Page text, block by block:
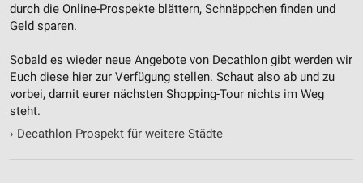
durch die Online-Prospekte blättern, Schnäppchen finden und
Geld sparen.
Sobald es wieder neue Angebote von Decathlon gibt werden wir
Euch diese hier zur Verfügung stellen. Schaut also ab und zu
vorbei, damit eurer nächsten Shopping-Tour nichts im Weg
steht.
› Decathlon Prospekt für weitere Städte